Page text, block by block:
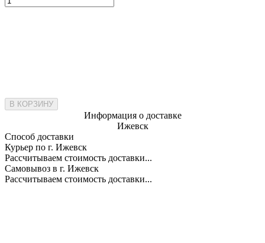
В КОРЗИНУ
Информация о доставке
Ижевск
Способ доставки
Курьер по г. Ижевск
Рассчитываем стоимость доставки...
Самовывоз в г. Ижевск
Рассчитываем стоимость доставки...